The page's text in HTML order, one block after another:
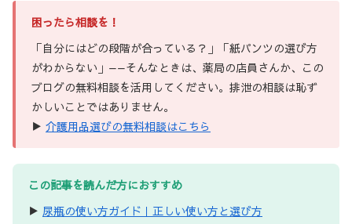
困ったら相談を！
「自分にはどの段階が合っている？」「紙パンツの選び方
がわからない」——そんなときは、薬局の店員さんか、この
ブログの無料相談を活用してください。排泄の相談は恥ず
かしいことではありません。
▶ 介護用品選びの無料相談はこちら
この記事を読んだ方におすすめ
▶ 尿瓶の使い方ガイド｜正しい使い方と選び方